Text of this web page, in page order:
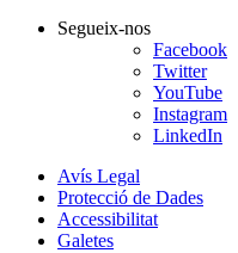
Segueix-nos
Facebook
Twitter
YouTube
Instagram
LinkedIn
Avís Legal
Protecció de Dades
Accessibilitat
Galetes